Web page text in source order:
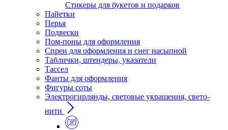
Стикеры для букетов и подарков
Пайетки
Перья
Подвески
Пом-поны для оформления
Спреи для оформления и снег насыпной
Таблички, штендеры, указатели
Тассел
Фанты для оформления
Фигуры соты
Электрогирлянды, световые украшения, свето-
нити